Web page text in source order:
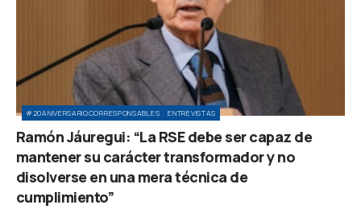
#20ANIVERSARIOCORRESPONSABLES ENTREVISTAS
Ramón Jáuregui: “La RSE debe ser capaz de
mantener su carácter transformador y no
disolverse en una mera técnica de
cumplimiento”